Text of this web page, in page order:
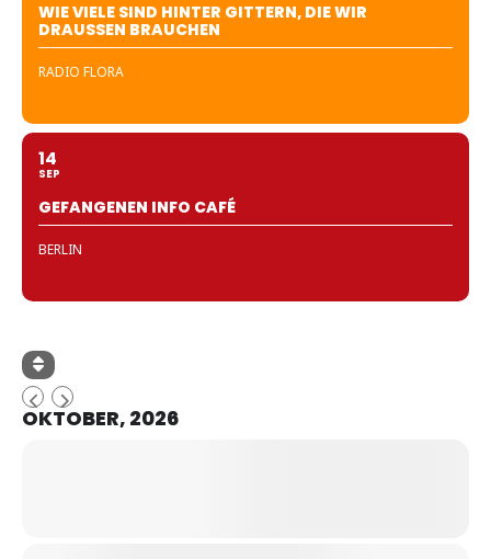
WIE VIELE SIND HINTER GITTERN, DIE WIR
DRAUSSEN BRAUCHEN
RADIO FLORA
14
SEP
GEFANGENEN INFO CAFÉ
BERLIN
OKTOBER, 2026